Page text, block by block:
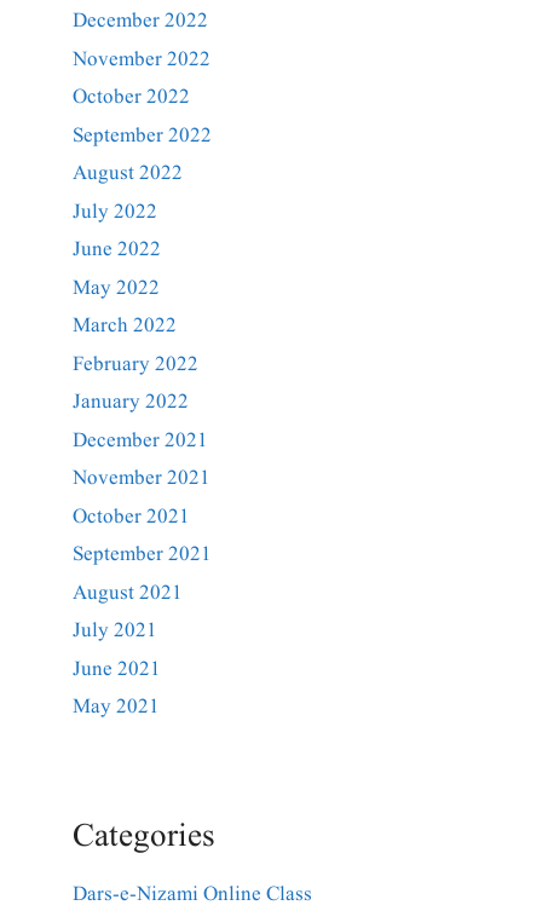
December 2022
November 2022
October 2022
September 2022
August 2022
July 2022
June 2022
May 2022
March 2022
February 2022
January 2022
December 2021
November 2021
October 2021
September 2021
August 2021
July 2021
June 2021
May 2021
Categories
Dars-e-Nizami Online Class